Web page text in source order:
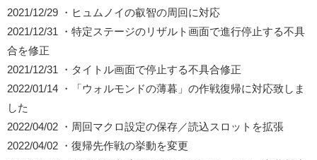
2021/12/29 ・ヒュムノイの叡智の周回に対応
2021/12/31 ・特定ステージのリザルト画面で進行停止する不具
合を修正
2021/12/31 ・タイトル画面で停止する不具合修正
2022/01/14 ・「ウォルモンドの薄暮」の作戦復帰に対応致しま
した
2022/04/02 ・周回マクロ設定の保存／読込スロットを拡張
2022/04/02 ・復帰先作戦の挙動を変更